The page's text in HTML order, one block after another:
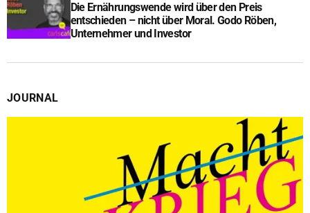
Die Ernährungswende wird über den Preis
entschieden – nicht über Moral. Godo Röben,
Unternehmer und Investor
JOURNAL